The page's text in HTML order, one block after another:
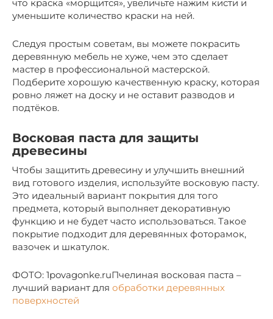
что краска «морщится», увеличьте нажим кисти и
уменьшите количество краски на ней.
Следуя простым советам, вы можете покрасить
деревянную мебель не хуже, чем это сделает
мастер в профессиональной мастерской.
Подберите хорошую качественную краску, которая
ровно ляжет на доску и не оставит разводов и
подтёков.
Восковая паста для защиты
древесины
Чтобы защитить древесину и улучшить внешний
вид готового изделия, используйте восковую пасту.
Это идеальный вариант покрытия для того
предмета, который выполняет декоративную
функцию и не будет часто использоваться. Такое
покрытие подходит для деревянных фоторамок,
вазочек и шкатулок.
ФОТО: 1povagonke.ruПчелиная восковая паста –
лучший вариант для обработки деревянных
поверхностей